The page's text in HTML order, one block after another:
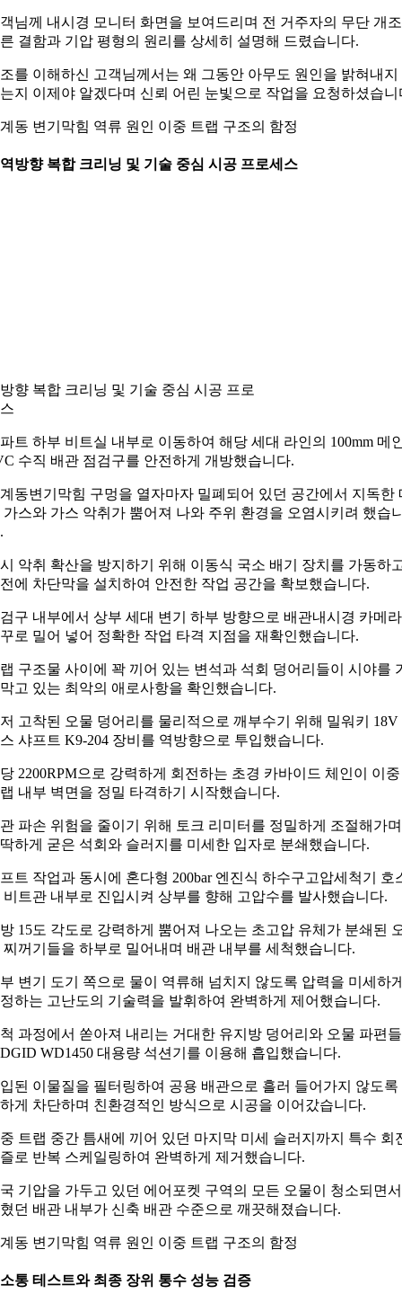
님께 내시경 모니터 화면을 보여드리며 전 거주자의 무단 개
결함과 기압 평형의 원리를 상세히 설명해 드렸습니다.
를 이해하신 고객님께서는 왜 그동안 아무도 원인을 밝혀내지
지 이제야 알겠다며 신뢰 어린 눈빛으로 작업을 요청하셨습니
동 변기막힘 역류 원인 이중 트랩 구조의 함정
방향 복합 크리닝 및 기술 중심 시공 프로세스
향 복합 크리닝 및 기술 중심 시공 프로
트 하부 비트실 내부로 이동하여 해당 세대 라인의 100mm 메
수직 배관 점검구를 안전하게 개방했습니다.
동변기막힘 구멍을 열자마자 밀폐되어 있던 공간에서 지독한
가스와 가스 악취가 뿜어져 나와 주위 환경을 오염시키려 했습
악취 확산을 방지하기 위해 이동식 국소 배기 장치를 가동하
에 차단막을 설치하여 안전한 작업 공간을 확보했습니다.
구 내부에서 상부 세대 변기 하부 방향으로 배관내시경 카메
로 밀어 넣어 정확한 작업 타격 지점을 재확인했습니다.
구조물 사이에 꽉 끼어 있는 변석과 석회 덩어리들이 시야를
고 있는 최악의 애로사항을 확인했습니다.
고착된 오물 덩어리를 물리적으로 깨부수기 위해 밀워키 18V
샤프트 K9-204 장비를 역방향으로 투입했습니다.
2200RPM으로 강력하게 회전하는 초경 카바이드 체인이 이중
내부 벽면을 정밀 타격하기 시작했습니다.
파손 위험을 줄이기 위해 토크 리미터를 정밀하게 조절해가며
하게 굳은 석회와 슬러지를 미세한 입자로 분쇄했습니다.
트 작업과 동시에 혼다형 200bar 엔진식 하수구고압세척기 호
비트관 내부로 진입시켜 상부를 향해 고압수를 발사했습니다.
15도 각도로 강력하게 뿜어져 나오는 초고압 유체가 분쇄된
찌꺼기들을 하부로 밀어내며 배관 내부를 세척했습니다.
변기 도기 쪽으로 물이 역류해 넘치지 않도록 압력을 미세하
하는 고난도의 기술력을 발휘하여 완벽하게 제어했습니다.
과정에서 쏟아져 내리는 거대한 유지방 덩어리와 오물 파편
WD1450 대용량 석션기를 이용해 흡입했습니다.
된 이물질을 필터링하여 공용 배관으로 흘러 들어가지 않도록
게 차단하며 친환경적인 방식으로 시공을 이어갔습니다.
트랩 중간 틈새에 끼어 있던 마지막 미세 슬러지까지 특수 회
로 반복 스케일링하여 완벽하게 제거했습니다.
기압을 가두고 있던 에어포켓 구역의 모든 오물이 청소되면서
던 배관 내부가 신축 배관 수준으로 깨끗해졌습니다.
동 변기막힘 역류 원인 이중 트랩 구조의 함정
통 테스트와 최종 장위 통수 성능 검증